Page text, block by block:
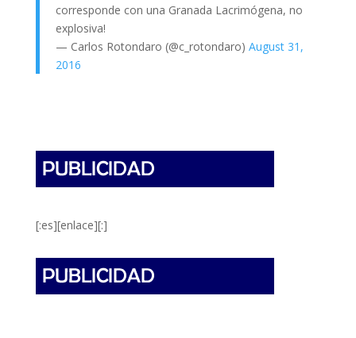
corresponde con una Granada Lacrimógena, no
explosiva!
— Carlos Rotondaro (@c_rotondaro) August 31,
2016
[:es][enlace][:]